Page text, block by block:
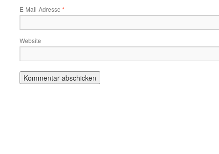
E-Mail-Adresse *
Website